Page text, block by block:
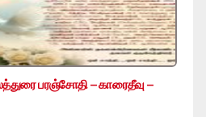
பரஞ்சோதி – காரைதீவு –